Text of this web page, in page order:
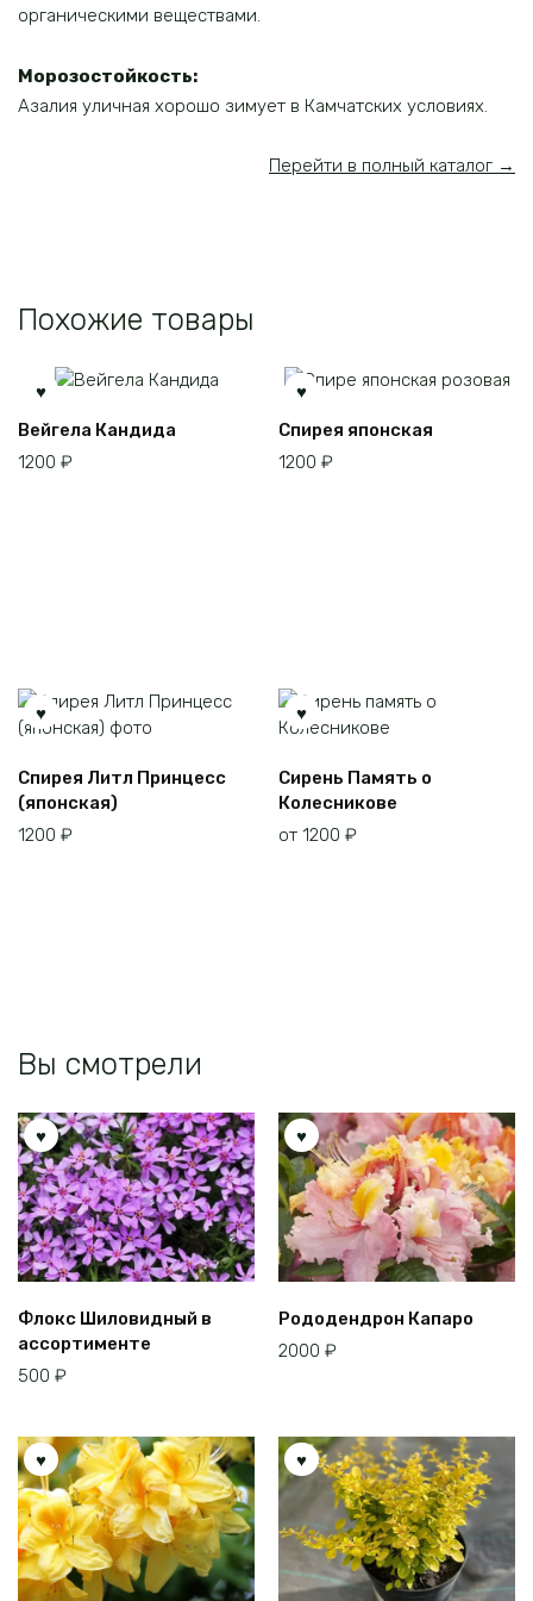
органическими веществами.
Морозостойкость:
Азалия уличная хорошо зимует в Камчатских условиях.
Перейти в полный каталог →
Похожие товары
Вейгела Кандида
1200 ₽
Спирея японская
1200 ₽
Спирея Литл Принцесс
(японская)
1200 ₽
Сирень Память о
Колесникове
от 1200 ₽
Вы смотрели
Флокс Шиловидный в
ассортименте
500 ₽
Рододендрон Капаро
2000 ₽